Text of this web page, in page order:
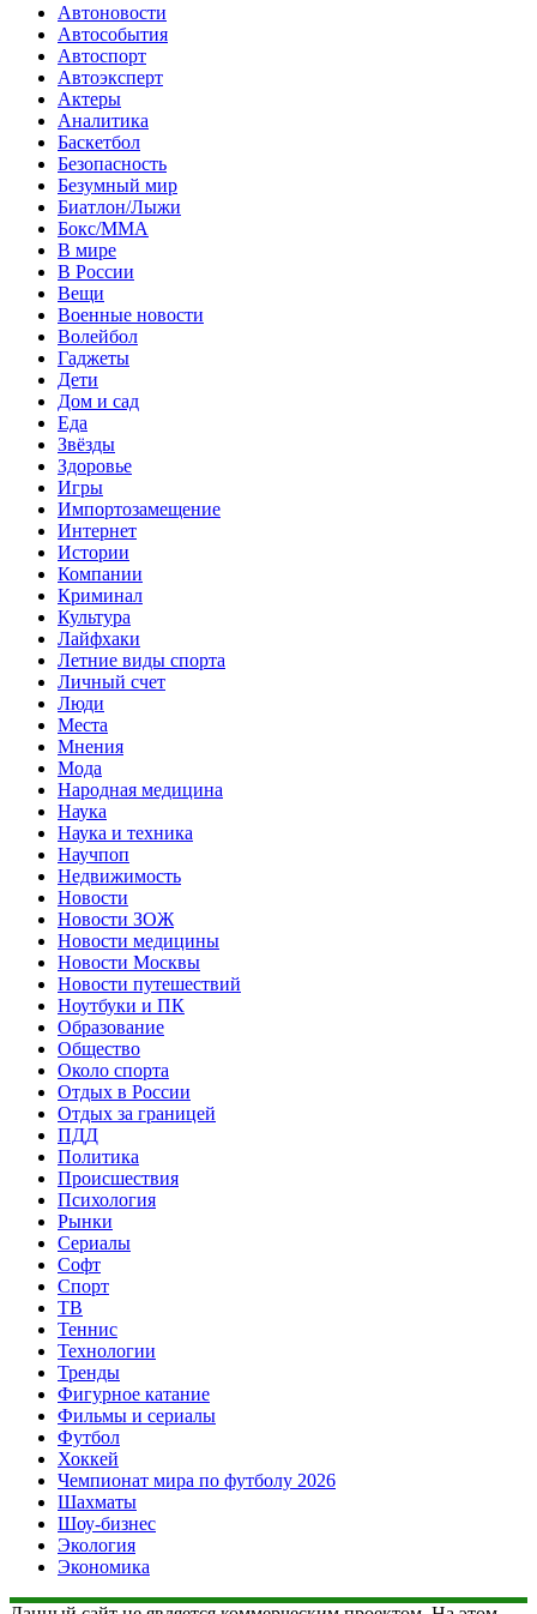
Автоновости
Автособытия
Автоспорт
Автоэксперт
Актеры
Аналитика
Баскетбол
Безопасность
Безумный мир
Биатлон/Лыжи
Бокс/MMA
В мире
В России
Вещи
Военные новости
Волейбол
Гаджеты
Дети
Дом и сад
Еда
Звёзды
Здоровье
Игры
Импортозамещение
Интернет
Истории
Компании
Криминал
Культура
Лайфхаки
Летние виды спорта
Личный счет
Люди
Места
Мнения
Мода
Народная медицина
Наука
Наука и техника
Научпоп
Недвижимость
Новости
Новости ЗОЖ
Новости медицины
Новости Москвы
Новости путешествий
Ноутбуки и ПК
Образование
Общество
Около спорта
Отдых в России
Отдых за границей
ПДД
Политика
Происшествия
Психология
Рынки
Сериалы
Софт
Спорт
ТВ
Теннис
Технологии
Тренды
Фигурное катание
Фильмы и сериалы
Футбол
Хоккей
Чемпионат мира по футболу 2026
Шахматы
Шоу-бизнес
Экология
Экономика